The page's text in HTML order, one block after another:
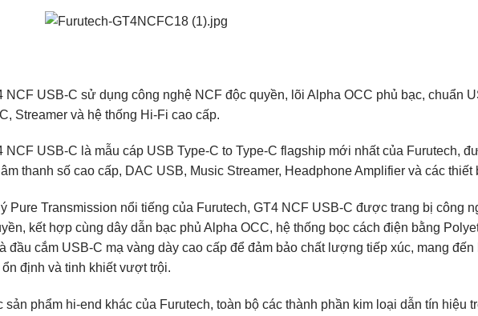
NCF USB-C sử dụng công nghệ NCF độc quyền, lõi Alpha OCC phủ bạc, chuẩn
Streamer và hệ thống Hi-Fi cao cấp.
NCF USB-C là mẫu cáp USB Type-C to Type-C flagship mới nhất của Furutech,
thanh số cao cấp, DAC USB, Music Streamer, Headphone Amplifier và các
Pure Transmission nổi tiếng của Furutech, GT4 NCF USB-C được trang bị công
kết hợp cùng dây dẫn bạc phủ Alpha OCC, hệ thống bọc cách điện bằng
đầu cắm USB-C mạ vàng dày cao cấp để đảm bảo chất lượng tiếp xúc, mang
định và tinh khiết vượt trội.
phẩm hi-end khác của Furutech, toàn bộ các thành phần kim loại dẫn tín hiệu